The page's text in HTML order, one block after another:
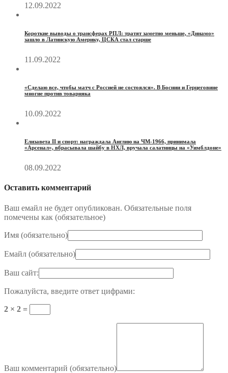
12.09.2022
Короткие выводы о трансферах РПЛ: тратят заметно меньше, «Динамо»
зашло в Латинскую Америку, ЦСКА стал старше
11.09.2022
«Сделаю все, чтобы матч с Россией не состоялся». В Боснии и Герцеговине
многие против товарняка
10.09.2022
Елизавета II и спорт: награждала Англию на ЧМ-1966, принимала
«Арсенал», вбрасывала шайбу в НХЛ, вручала салатницы на «Уимблдоне»
08.09.2022
Оставить комментарий
Ваш емайл не будет опубликован. Обязательные поля
помечены как (обязательное)
Имя (обязательно)
Емайл (обязательно)
Ваш сайт:
Пожалуйста, введите ответ цифрами:
2 × 2 =
Ваш комментарий (обязательно)